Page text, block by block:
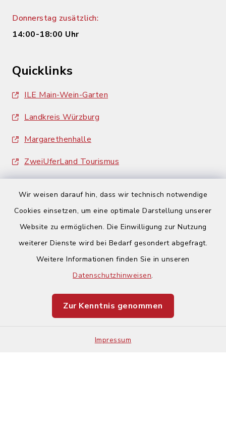
Wir weisen darauf hin, dass wir technisch notwendige
Cookies einsetzen, um eine optimale Darstellung unserer
Website zu ermöglichen. Die Einwilligung zur Nutzung
weiterer Dienste wird bei Bedarf gesondert abgefragt.
Weitere Informationen finden Sie in unseren
Datenschutzhinweisen.
Zur Kenntnis genommen
Impressum
Donnerstag zusätzlich:
14:00-18:00 Uhr
Quicklinks
ILE Main-Wein-Garten
Landkreis Würzburg
Margarethenhalle
ZweiUferLand Tourismus
Barrierefreiheit
Impressum
Sitemap